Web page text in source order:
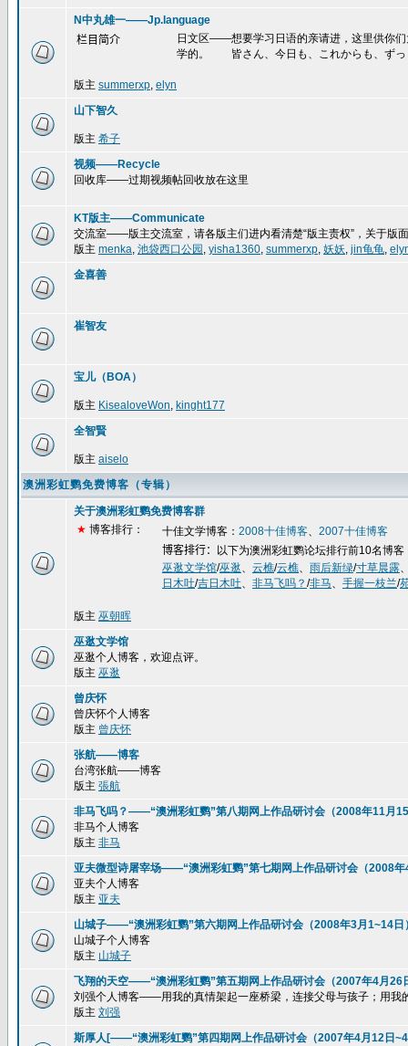
N中丸雄一——Jp.language
栏目简介
日文区——想要学习日语的亲请进，这里供你
学的。 皆さん、今日も、これからも、ずっ
版主 summerxp, elyn
山下智久
版主 希子
视频——Recycle
回收库——过期视频帖回收放在这里
KT版主——Communicate
交流室——版主交流室，请各版主们进内看清楚“版主责权”，关于版
版主 menka, 池袋西口公园 , yisha1360, summerxp, 妖妖, jin龟龟,
金喜善
崔智友
宝儿（BOA）
版主 KisealoveWon, kinght177
全智賢
版主 aiselo
澳洲彩虹鹦免费博客（专辑）
关于澳洲彩虹鹦免费博客群
★ 博客排行： 十佳文学博客： 2008十佳博客、 2007十佳博客
博客排行：
以下为澳洲彩虹鹦论坛排行前10名博客
巫逖文学馆/巫逖、 云樵/云樵、 雨后新绿/寸草晨露
日木吐/吉日木吐、 非马飞吗？ /非马、 手握一枝兰/
版主 巫朝晖
巫逖文学馆
巫逖个人博客，欢迎点评。
版主 巫逖
曾庆怀
曾庆怀个人博客
版主 曾庆怀
张航——博客
台湾张航——博客
版主 張航
非马飞吗？——“澳洲彩虹鹦”第八期网上作品研讨会（2008年11月
非马个人博客
版主 非马
亚夫微型诗屠宰场——“澳洲彩虹鹦”第七期网上作品研讨会（2008
亚夫个人博客
版主 亚夫
山城子——“澳洲彩虹鹦”第六期网上作品研讨会（2008年3月1~14日
山城子个人博客
版主 山城子
飞翔的天空——“澳洲彩虹鹦”第五期网上作品研讨会（2007年4月26
刘强个人博客——用我的真情架起一座桥梁，连接父母与孩子；用我
版主 刘强
斯厚人[——“澳洲彩虹鹦”第四期网上作品研讨会（2007年4月12日